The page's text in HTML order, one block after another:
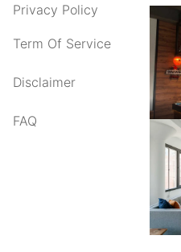
Privacy Policy
Term Of Service
Disclaimer
FAQ